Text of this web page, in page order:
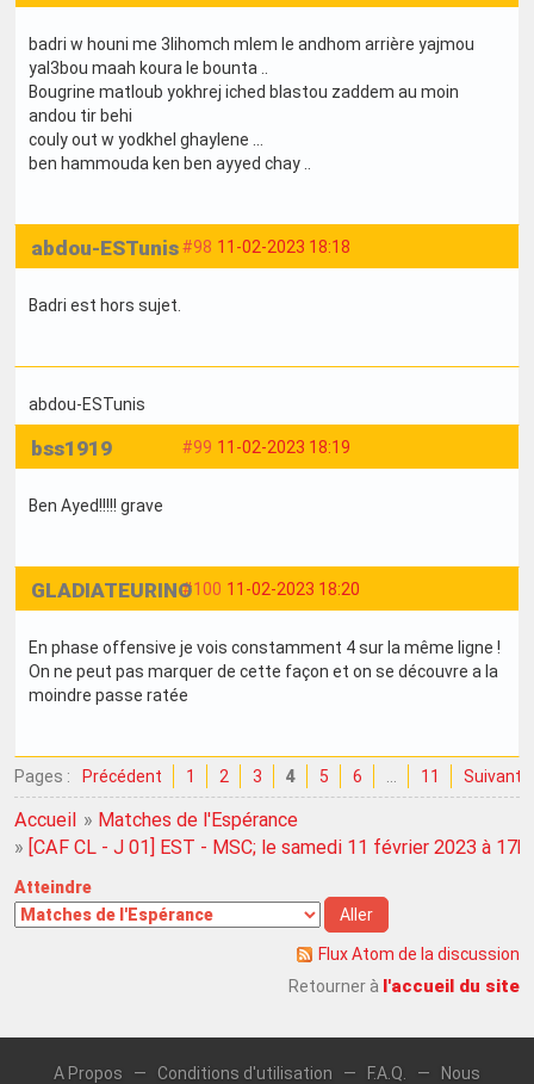
badri w houni me 3lihomch mlem le andhom arrière yajmou
yal3bou maah koura le bounta ..
Bougrine matloub yokhrej iched blastou zaddem au moin
andou tir behi
couly out w yodkhel ghaylene ...
ben hammouda ken ben ayyed chay ..
#98 11-02-2023 18:18
abdou-ESTunis
Badri est hors sujet.
abdou-ESTunis
#99 11-02-2023 18:19
bss1919
Ben Ayed!!!!! grave
#100 11-02-2023 18:20
GLADIATEURINO
En phase offensive je vois constamment 4 sur la même ligne !
On ne peut pas marquer de cette façon et on se découvre a la
moindre passe ratée
Pages : Précédent 1 2 3 4 5 6 … 11 Suivant
Accueil » Matches de l'Espérance
» [CAF CL - J 01] EST - MSC; le samedi 11 février 2023 à
Atteindre
Flux Atom de la discussion
Retourner à l'accueil du site
A Propos — Conditions d'utilisation — F.A.Q. — Nous